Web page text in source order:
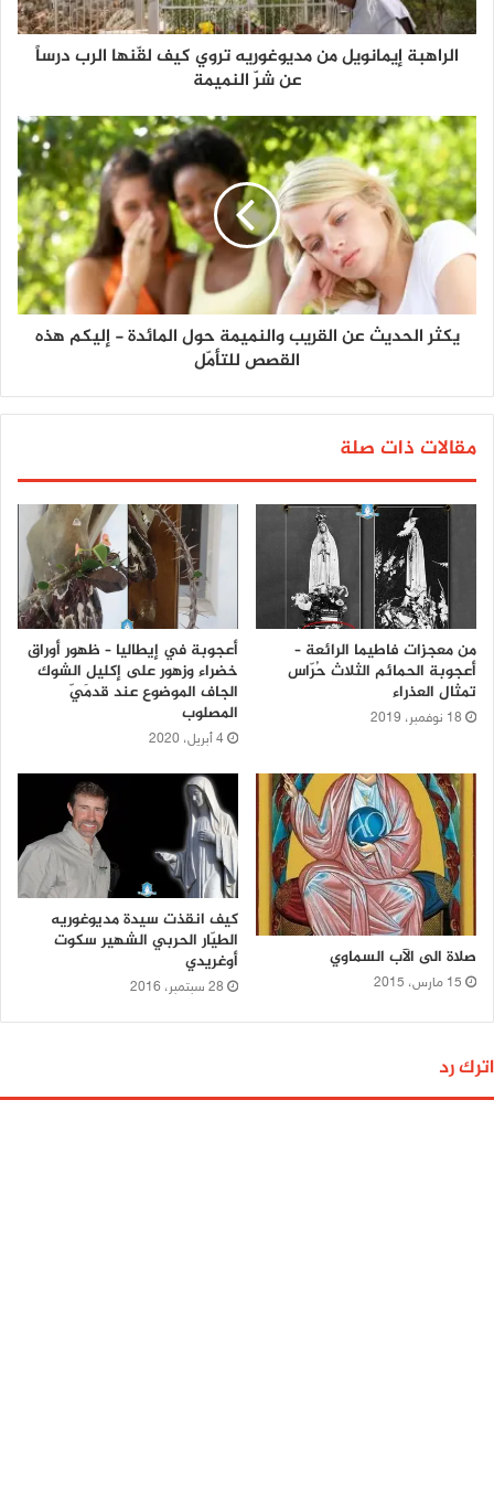
الراهبة إيمانويل من مديوغوريه تروي كيف لقّنها الرب درساً
عن شرّ النميمة
يكثر الحديث عن القريب والنميمة حول المائدة - إليكم هذه
القصص للتأمّل
مقالات ذات صلة
من معجزات فاطيما الرائعة –
أعجوبة الحمائم الثلاث حُرّاس
تمثال العذراء
18 نوفمبر، 2019
أعجوبة في إيطاليا – ظهور أوراق
خضراء وزهور على إكليل الشوك
الجاف الموضوع عند قدمَيّ
المصلوب
4 أبريل، 2020
صلاة الى الآب السماوي
15 مارس، 2015
كيف انقذت سيدة مديوغوريه
الطيّار الحربي الشهير سكوت
أوغريدي
28 سبتمبر، 2016
اترك رد